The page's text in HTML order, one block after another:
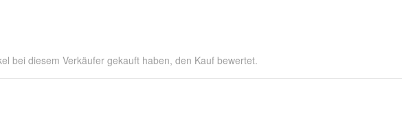
bei diesem Verkäufer gekauft haben, den Kauf bewertet.